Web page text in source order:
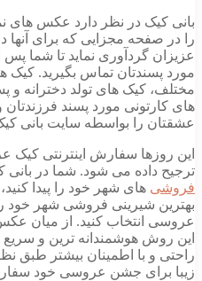
بانی کیک در نظر دارد عکس های
را در صفحه مجزایی که برای
عزیزان گردآوری نماید تا شما
مورد پسندتان تماس بگیرید. کیک
مختلف، کیک های تولد دخترانه
های کارتونی مورد پسند
عشقتان را بواسطه سایت بانی
این روزها سفارش اینترنتی
ترجیح داده می شود. شما در بانی
فروشی های شهر خود را پیدا
بهترین شیرینی فروشی شهر خود
عروسی انتخاب کنید. از میان
این روش هوشمندانه ترین و
راحتی و با اطمینان بیشتر طبق
زیبا برای جشن عروسی خود